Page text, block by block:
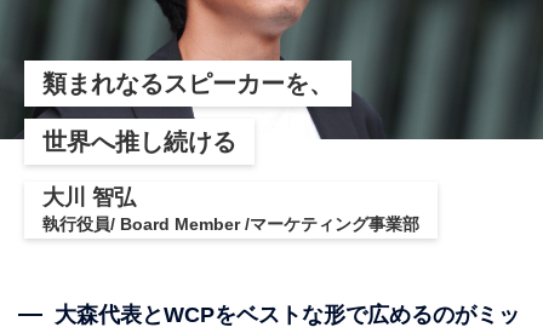
類まれなるスピーカーを、
世界へ推し続ける
大川 智弘
執行役員/ Board Member /マーケティング事業部
大森代表とWCPをベストな形で広めるのがミッ